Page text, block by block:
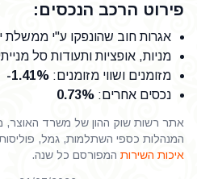
פירוט הרכב הנכסים:
אגרות חוב שהונפקו ע"י ממשלת
מניות, אופציות ותעודות סל
מזומנים ושווי מזומנים:
-1.41%
נכסים אחרים:
0.73%
אתר רשות שוק ההון של משרד
המנהלות כספי השתלמות, גמל, פוליסות
איכות השירות המפורסם כל שנה.